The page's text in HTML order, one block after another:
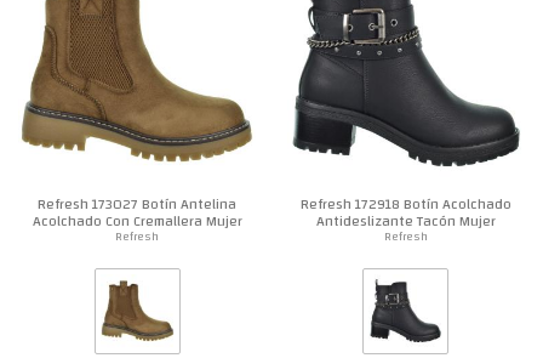
Refresh 173027 Botín Antelina
Acolchado Con Cremallera Mujer
Refresh
Refresh 172918 Botín Acolchado
Antideslizante Tacón Mujer
Refresh